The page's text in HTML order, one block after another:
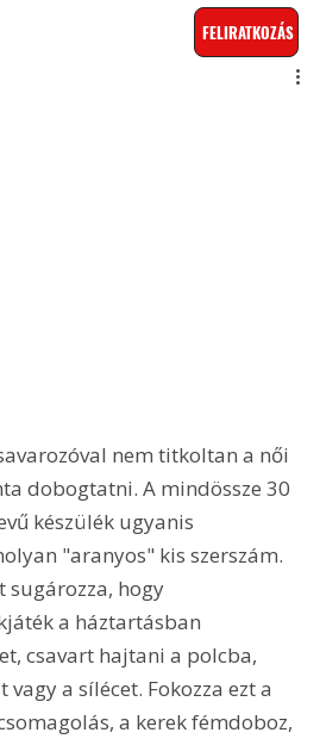
FELIRATKOZÁS
nem titkoltan a női
dobogtatni. A mindössze 30
készülék ugyanis
"aranyos" kis szerszám.
sugározza, hogy
a háztartásban
csavart hajtani a polcba,
a sílécet. Fokozza ezt a
a kerek fémdoboz,